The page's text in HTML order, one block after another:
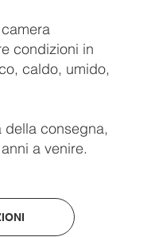
condizioni in
caldo, umido,
consegna,
a venire.